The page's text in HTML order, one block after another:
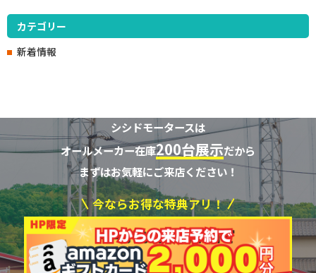
カテゴリー
新着情報
シシドモータースは
オールメーカー在庫200台展示だから
まずはお気軽にご来店ください！
今ならお得な特典アリ！